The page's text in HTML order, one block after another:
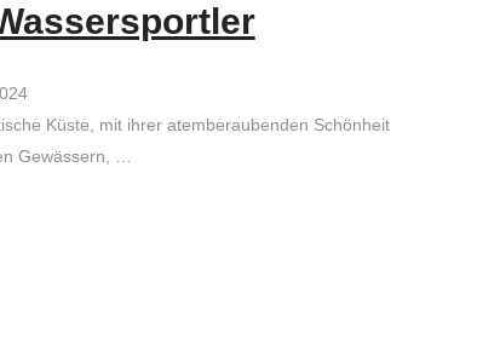
Küste, mit ihrer atemberaubenden Schönheit
Gewässern, …